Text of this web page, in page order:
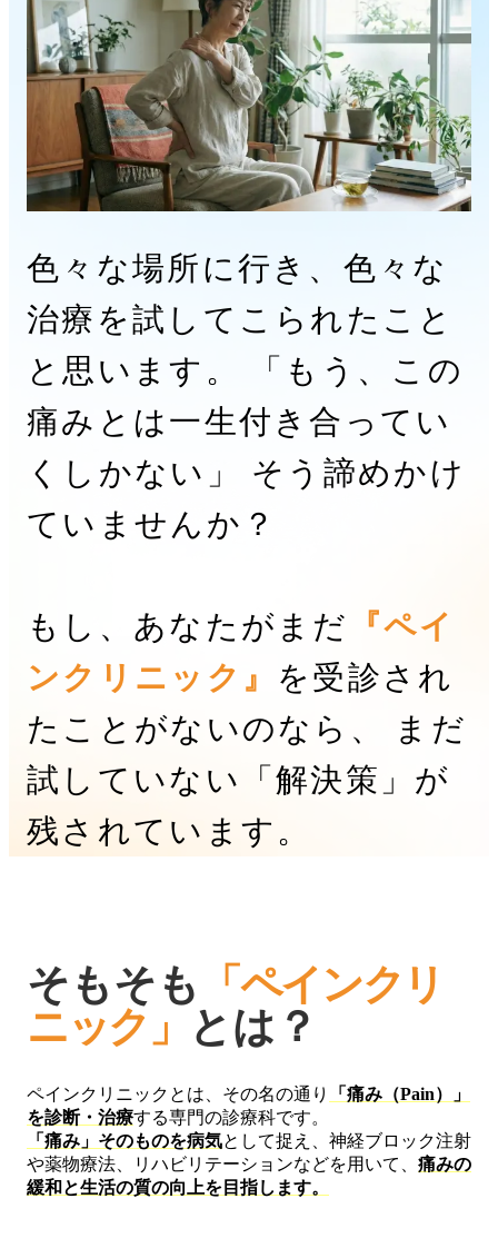
色々な場所に行き、色々な
治療を試してこられたこと
と思います。 「もう、この
痛みとは一生付き合ってい
くしかない」 そう諦めかけ
ていませんか？
もし、あなたがまだ
『ペイ
ンクリニック』 を受診され
たことがないのなら、 まだ
試していない「解決策」が
残されています。
そもそも
「ペインクリ
ニック」 とは？
ペインクリニックとは、その名の通り
「痛み（Pain）」
を診断・治療する専門の診療科です。
「痛み」そのものを病気として捉え、神経ブロック注射
や薬物療法、リハビリテーションなどを用いて、 痛みの
緩和と生活の質の向上を目指します。